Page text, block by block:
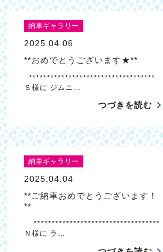
納車ギャラリー
2025.04.06
**おめでとうございます★**
***********************************
Ｓ様に ジムニ…
つづきを読む
納車ギャラリー
2025.04.04
**ご納車おめでとうございます！
**
***********************************
Ｎ様に ラ…